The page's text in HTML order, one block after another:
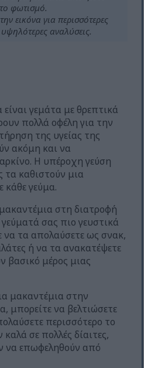
φωτισμό.
εικόνα για περισσότερες
αναλύσεις.
γεμάτα με θρεπτικά
πολλά οφέλη για την
της υγείας της
ακόμη και να
Η υπέροχη γεύση
τα καθιστούν μια
κάθε γεύμα.
στη διατροφή
σας πιο γευστικά
να τα απολαύσετε ως σνακ,
ή να τα ανακατέψετε
βασικό μέρος μιας
μακαντέμια στην
μπορείτε να βελτιώσετε
περισσότερο το
σε πολλές δίαιτες,
να επωφεληθούν από